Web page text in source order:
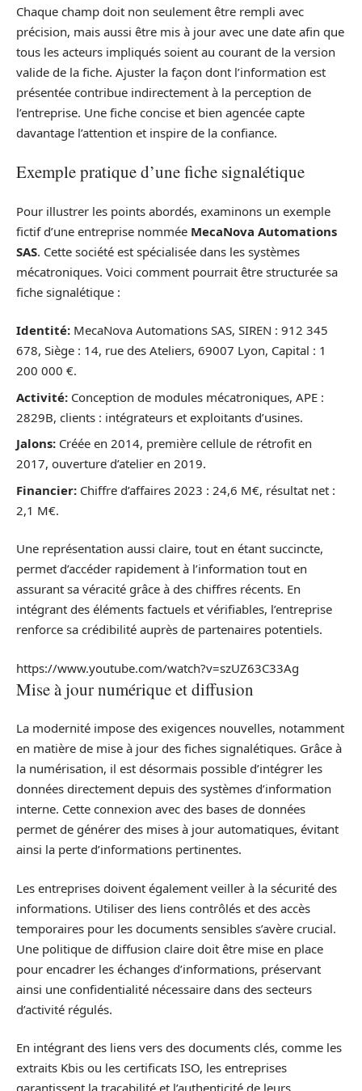
Chaque champ doit non seulement être rempli avec
précision, mais aussi être mis à jour avec une date afin que
tous les acteurs impliqués soient au courant de la version
valide de la fiche. Ajuster la façon dont l’information est
présentée contribue indirectement à la perception de
l’entreprise. Une fiche concise et bien agencée capte
davantage l’attention et inspire de la confiance.
Exemple pratique d’une fiche signalétique
Pour illustrer les points abordés, examinons un exemple
fictif d’une entreprise nommée MecaNova Automations
SAS. Cette société est spécialisée dans les systèmes
mécatroniques. Voici comment pourrait être structurée sa
fiche signalétique :
Identité: MecaNova Automations SAS, SIREN : 912 345
678, Siège : 14, rue des Ateliers, 69007 Lyon, Capital : 1
200 000 €.
Activité: Conception de modules mécatroniques, APE :
2829B, clients : intégrateurs et exploitants d’usines.
Jalons: Créée en 2014, première cellule de rétrofit en
2017, ouverture d’atelier en 2019.
Financier: Chiffre d’affaires 2023 : 24,6 M€, résultat net :
2,1 M€.
Une représentation aussi claire, tout en étant succincte,
permet d’accéder rapidement à l’information tout en
assurant sa véracité grâce à des chiffres récents. En
intégrant des éléments factuels et vérifiables, l’entreprise
renforce sa crédibilité auprès de partenaires potentiels.
https://www.youtube.com/watch?v=szUZ63C33Ag
Mise à jour numérique et diffusion
La modernité impose des exigences nouvelles, notamment
en matière de mise à jour des fiches signalétiques. Grâce à
la numérisation, il est désormais possible d’intégrer les
données directement depuis des systèmes d’information
interne. Cette connexion avec des bases de données
permet de générer des mises à jour automatiques, évitant
ainsi la perte d’informations pertinentes.
Les entreprises doivent également veiller à la sécurité des
informations. Utiliser des liens contrôlés et des accès
temporaires pour les documents sensibles s’avère crucial.
Une politique de diffusion claire doit être mise en place
pour encadrer les échanges d’informations, préservant
ainsi une confidentialité nécessaire dans des secteurs
d’activité régulés.
En intégrant des liens vers des documents clés, comme les
extraits Kbis ou les certificats ISO, les entreprises
garantissent la traçabilité et l’authenticité de leurs